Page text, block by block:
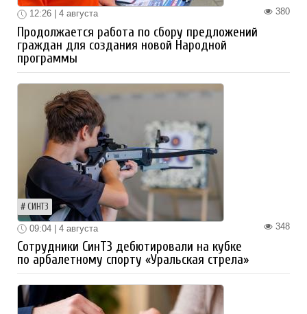
380
12:26 | 4 августа
Продолжается работа по сбору предложений
граждан для создания новой Народной
программы
СИНТЗ
348
09:04 | 4 августа
Сотрудники СинТЗ дебютировали на кубке
по арбалетному спорту «Уральская стрела»